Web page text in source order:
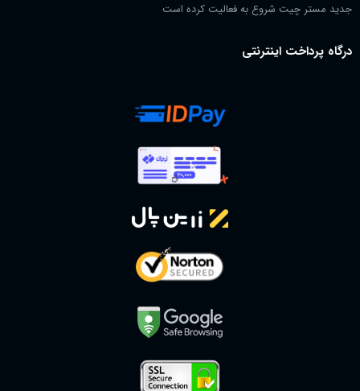
جدید مستر چیت شروع به فعالیت کرده است
درگاه پرداخت اینترنتی